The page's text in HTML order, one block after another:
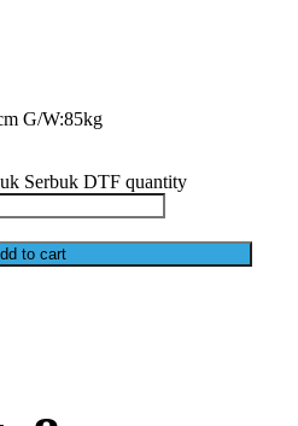
G/W:85kg
Serbuk DTF quantity
to cart